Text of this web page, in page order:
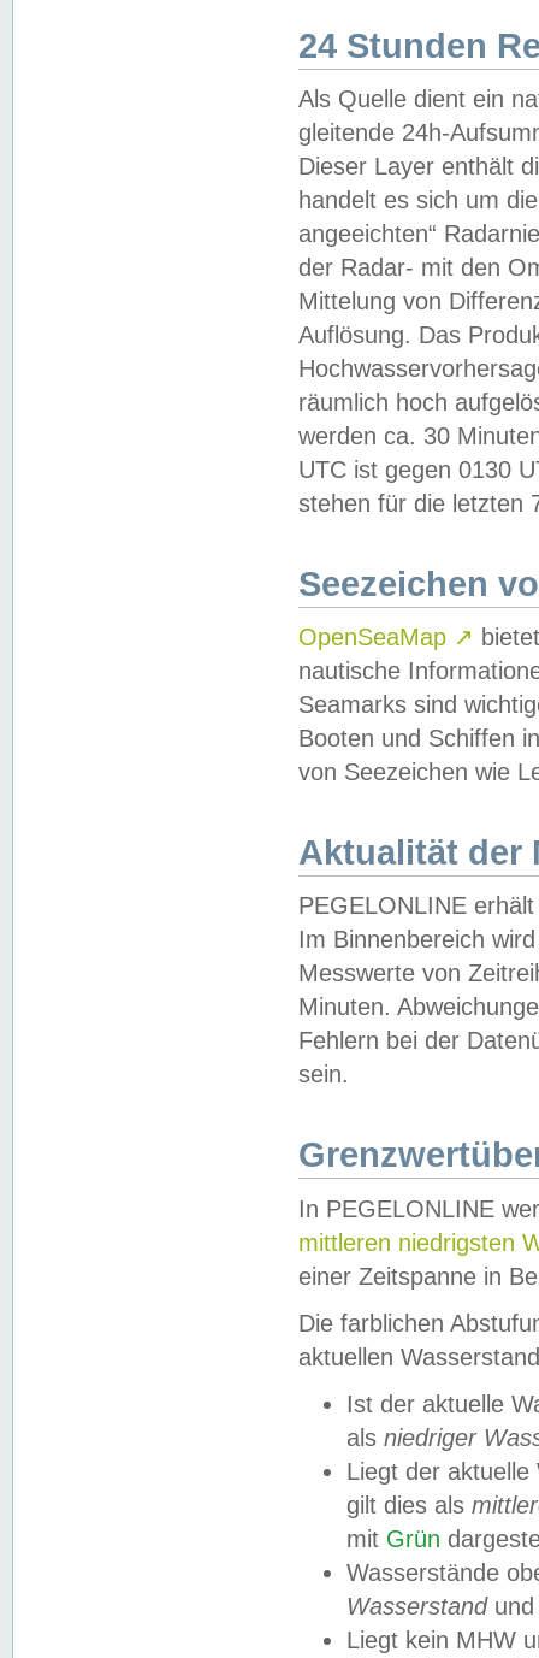
24 Stunden
Als Quelle dient ein
gleitende 24h-
Dieser Layer enthält
handelt es sich um
angeeichten“
der Radar- mit den
Mittelung von
Auflösung. Das
räumlich hoch
werden ca. 30
UTC ist gegen 0130
stehen für die letzten
Seezeichen
OpenSeaMap ↗
nautische
Seamarks sind
Booten und Schiffen
von Seezeichen wie
Aktualität der
PEGELONLINE
Im Binnenbereich
Messwerte von
Minuten.
Fehlern bei der
sein.
In PEGELONLINE
mittleren niedrigsten
einer Zeitspanne in
Die farblichen
aktuellen
Ist der aktuelle
als niedriger
Liegt der
gilt dies als
mit Grün
Wasserstände
Wasserstandund
Liegt kein MHW